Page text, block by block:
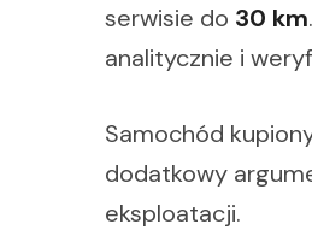
serwisie do 30 km
analitycznie i
Samochód
dodatkowy
eksploatacji.